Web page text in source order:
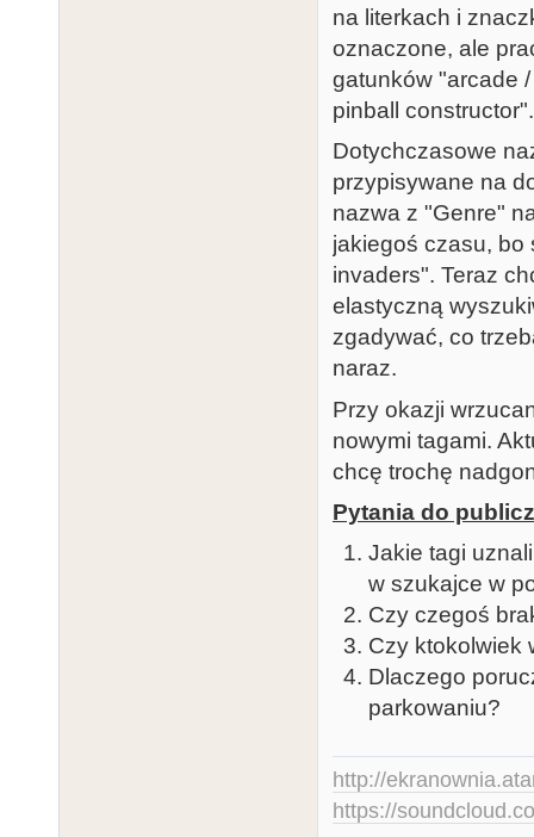
na literkach i
oznaczone, ale
gatunków "arcade
pinball constructor".
Dotychczasowe
przypisywane na
nazwa z "Genre"
jakiegoś czasu, bo
invaders". Teraz
elastyczną
zgadywać, co
naraz.
Przy okazji
nowymi tagami.
chcę trochę
Pytania do
Jakie tagi
w szukajce w
Czy czegoś
Czy ktokolwiek
Dlaczego
parkowaniu?
http://
https://